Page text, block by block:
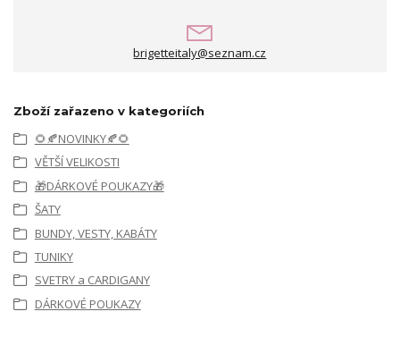
brigetteitaly@seznam.cz
Zboží zařazeno v kategoriích
🌻🍂NOVINKY🍂🌻
VĚTŠÍ VELIKOSTI
🎁DÁRKOVÉ POUKAZY🎁
ŠATY
BUNDY, VESTY, KABÁTY
TUNIKY
SVETRY a CARDIGANY
DÁRKOVÉ POUKAZY